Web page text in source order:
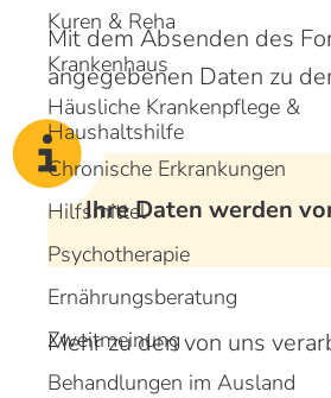
Kuren & Reha
Krankenhaus
Häusliche Krankenpflege &
Haushaltshilfe
Chronische Erkrankungen
Hilfsmittel
Psychotherapie
Ernährungsberatung
Zweitmeinung
Behandlungen im Ausland
Mit dem Absenden des
angegebenen Daten zu
Ihre Daten werden
Mehr zu den von uns